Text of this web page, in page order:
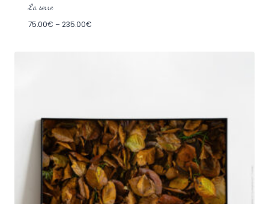
La serre
75.00€ – 235.00€